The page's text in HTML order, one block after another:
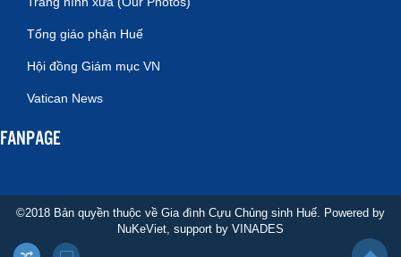
Tổng giáo phận Huế
Hội đồng Giám mục VN
Vatican News
FANPAGE
©2018 Bản quyền thuộc về Gia đình Cựu Chủng sinh Huế. Powered by
NuKeViet , support by VINADES